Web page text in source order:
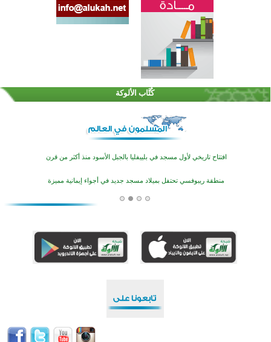
كُتَّاب الألوكة
اختتام الدورة التاسعة لمسابقة حفظ وتلاوة القرآن الكريم في أزناكاييف
تيسليتش تختتم برنامجا تعليميا لتعزيز القيم وبناء الشخصية للشباب المسلمين
اختتام منافسات قرآنية متميزة في بنغلاديش بمشاركة 3000 متسابق
أكبر مشروع إسلامي في ريف أستراليا يفتتح أبوابه بعد سنوات من العمل والعطاء
اختتام الدورة التاسعة لمسابقة حفظ وتلاوة القرآن الكريم في أزناكاييف